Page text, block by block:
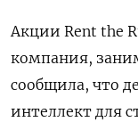
Акции Rent the
компания,
сообщила, что
интеллект для